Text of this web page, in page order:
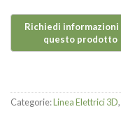
Categorie:Linea Elettrici 3D,